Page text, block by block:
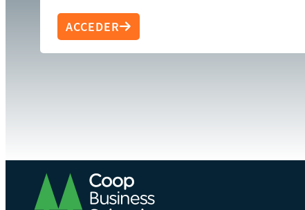
ACCEDER